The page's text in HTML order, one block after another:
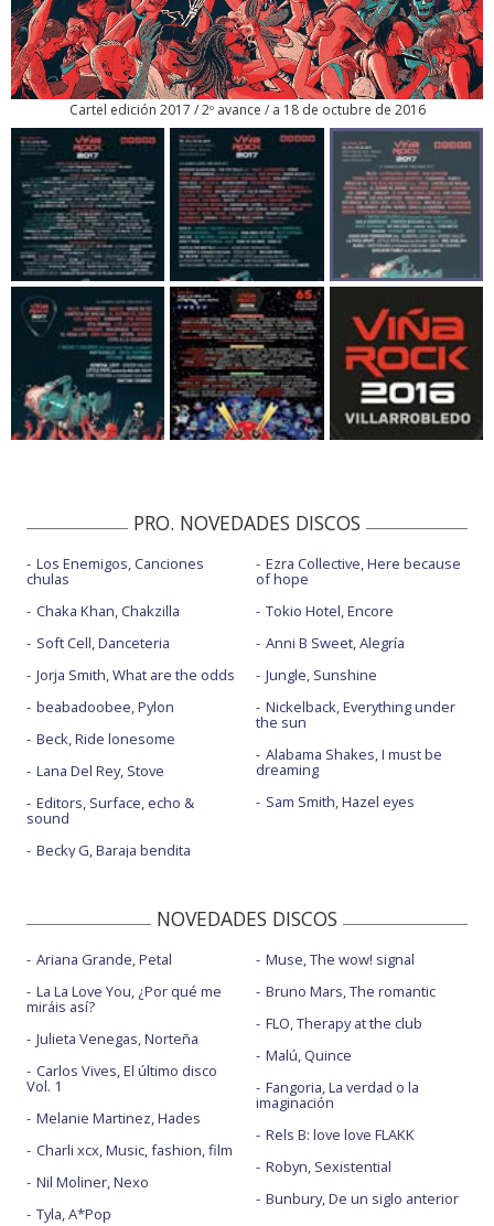
Cartel edición 2017 / 2º avance / a 18 de octubre de 2016
PRO. NOVEDADES DISCOS
Los Enemigos, Canciones
chulas
Chaka Khan, Chakzilla
Soft Cell, Danceteria
Jorja Smith, What are the odds
beabadoobee, Pylon
Beck, Ride lonesome
Lana Del Rey, Stove
Editors, Surface, echo &
sound
Becky G, Baraja bendita
Ezra Collective, Here because
of hope
Tokio Hotel, Encore
Anni B Sweet, Alegría
Jungle, Sunshine
Nickelback, Everything under
the sun
Alabama Shakes, I must be
dreaming
Sam Smith, Hazel eyes
NOVEDADES DISCOS
Ariana Grande, Petal
La La Love You, ¿Por qué me
miráis así?
Julieta Venegas, Norteña
Carlos Vives, El último disco
Vol. 1
Melanie Martinez, Hades
Charli xcx, Music, fashion, film
Nil Moliner, Nexo
Tyla, A*Pop
Muse, The wow! signal
Bruno Mars, The romantic
FLO, Therapy at the club
Malú, Quince
Fangoria, La verdad o la
imaginación
Rels B: love love FLAKK
Robyn, Sexistential
Bunbury, De un siglo anterior